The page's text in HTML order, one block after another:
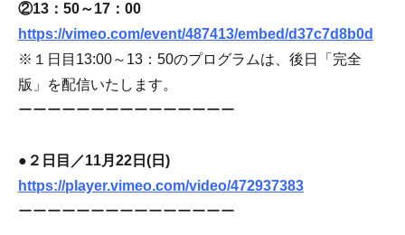
②13：50～17：00
https://vimeo.com/event/487413/embed/d37c7d8b0d
※１日目13:00～13：50のプログラムは、後日「完全
版」を配信いたします。
ーーーーーーーーーーーーーーー
●２日目／11月22日(日)
https://player.vimeo.com/video/472937383
ーーーーーーーーーーーーーーー